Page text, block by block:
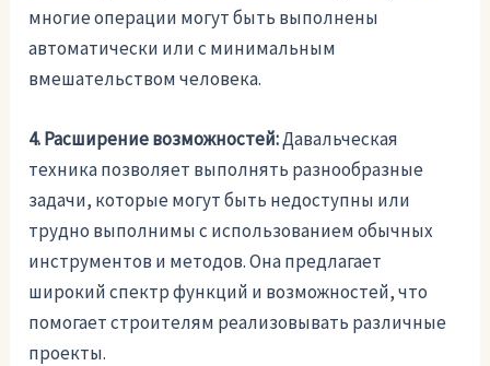
многие операции могут быть выполнены
автоматически или с минимальным
вмешательством человека.
4. Расширение возможностей:Давальческая
техника позволяет выполнять разнообразные
задачи, которые могут быть недоступны или
трудно выполнимы с использованием обычных
инструментов и методов. Она предлагает
широкий спектр функций и возможностей, что
помогает строителям реализовывать различные
проекты.